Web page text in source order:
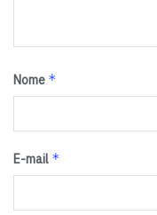
Nome *
E-mail *